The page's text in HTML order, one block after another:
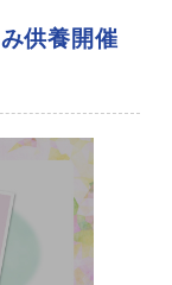
供養開催